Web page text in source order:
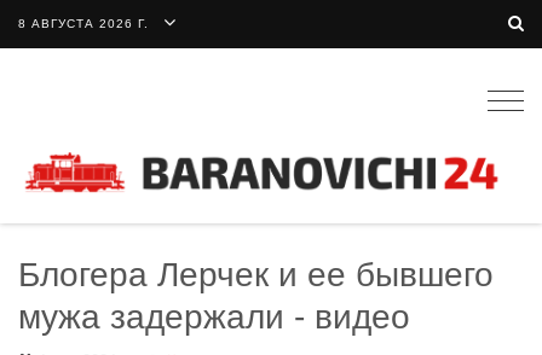
8 АВГУСТА 2026 Г.
Блогера Лерчек и ее бывшего
мужа задержали - видео